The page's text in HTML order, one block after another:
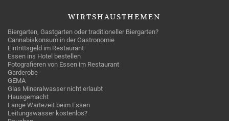
WIRTSHAUSTHEMEN
Biergarten, Gastgarten oder traditioneller Biergarten?
Cannabiskonsum in der Gastronomie
Eintrittsgeld im Restaurant
Essen ins Hotel bestellen
Fotografieren von Essen im Restaurant
Garderobe
GEMA
Glas Mineralwasser nicht erlaubt
Hausgemacht
Lange Wartezeit beim Essen
Leitungswasser kostenlos?